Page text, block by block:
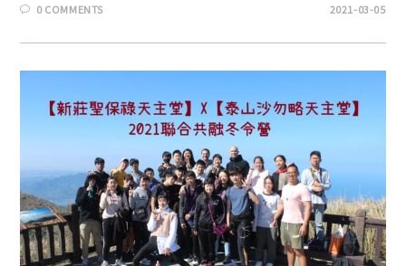
0 COMMENTS 2021-03-05